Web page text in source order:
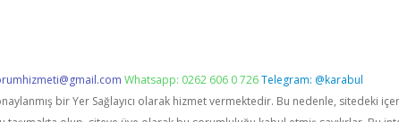
Whatsapp: 0262 606 0 726Telegram: @karabul
bir Yer Sağlayıcı olarak hizmet vermektedir. Bu nedenle, sitedeki